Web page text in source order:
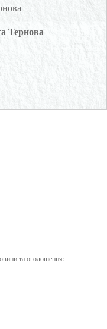
Тернова
та оголошення: